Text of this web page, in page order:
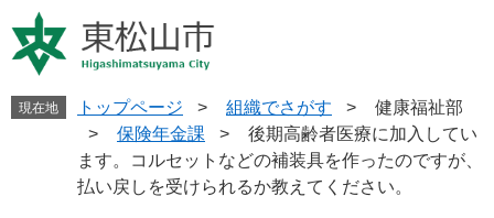
ー
ジ
ニ
ュ
現在地 トップページ > 組織でさがす >
健康福祉部
>
保険年金課 >
後期高齢者医療に加入してい
ます。コルセットなどの補装具を作ったのですが、
払い戻しを受けられるか教えてください。